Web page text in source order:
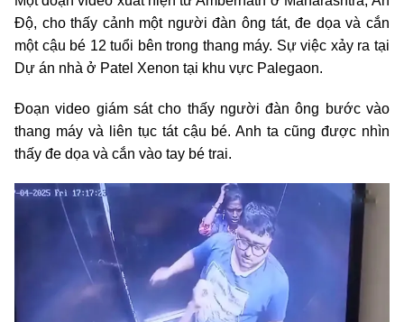
Độ, cho thấy cảnh một người đàn ông tát, đe dọa và cắn
một cậu bé 12 tuổi bên trong thang máy. Sự việc xảy ra tại
Dự án nhà ở Patel Xenon tại khu vực Palegaon.
Đoạn video giám sát cho thấy người đàn ông bước vào
thang máy và liên tục tát cậu bé. Anh ta cũng được nhìn
thấy đe dọa và cắn vào tay bé trai.